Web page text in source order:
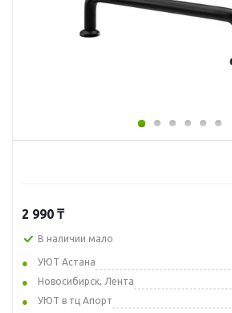
2 990 ₸
В наличии мало
УЮТ Астана
Новосибирск, Лента
УЮТ в тц Апорт